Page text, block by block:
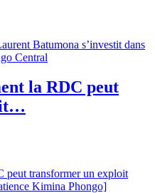
la RDC peut